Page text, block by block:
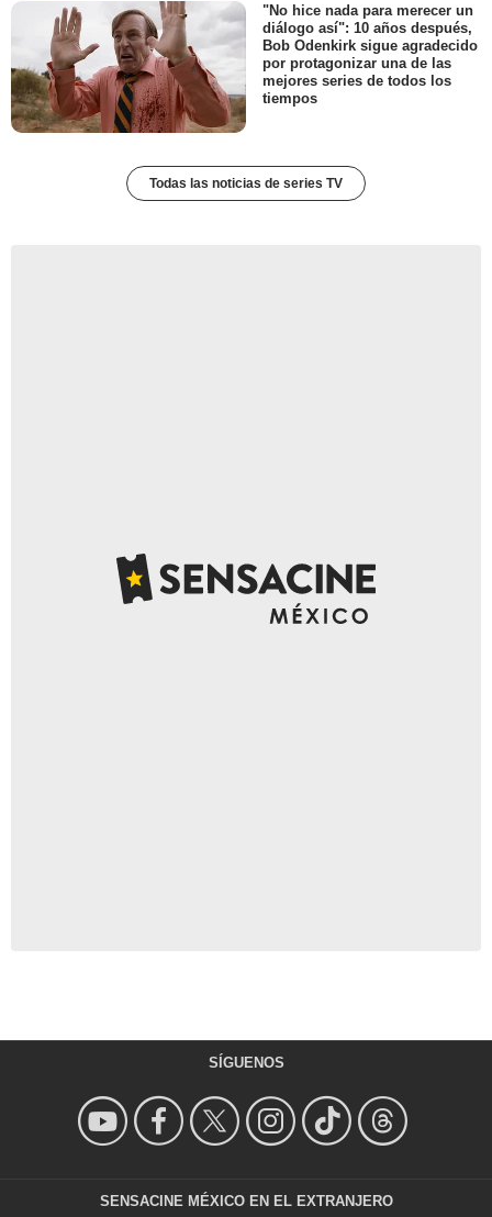
"No hice nada para merecer un
diálogo así": 10 años después,
Bob Odenkirk sigue agradecido
por protagonizar una de las
mejores series de todos los
tiempos
Todas las noticias de series TV
SÍGUENOS
SENSACINE MÉXICO EN EL EXTRANJERO